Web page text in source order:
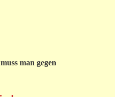
man gegen